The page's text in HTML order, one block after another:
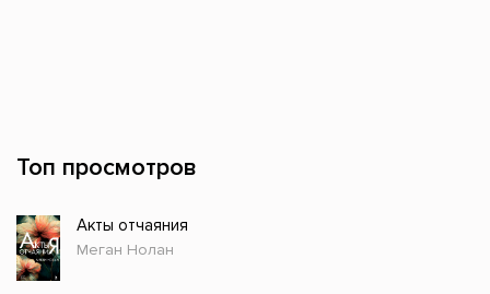
Топ просмотров
Акты отчаяния
Меган Нолан